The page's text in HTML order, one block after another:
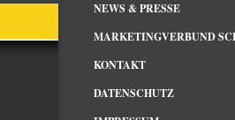
NEWS & PRESSE
MARKETINGVERBUND
KONTAKT
DATENSCHUTZ